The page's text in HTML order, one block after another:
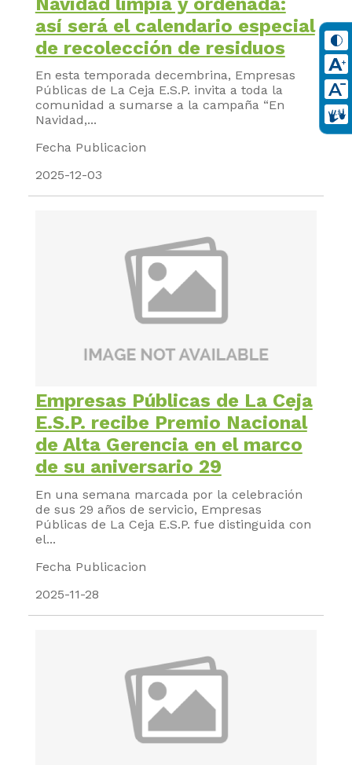
así será el calendario especial
de recolección de residuos
En esta temporada decembrina, Empresas
Públicas de La Ceja E.S.P. invita a toda la
comunidad a sumarse a la campaña “En
Navidad,...
Fecha Publicacion
2025-12-03
Empresas Públicas de La Ceja
E.S.P. recibe Premio Nacional
de Alta Gerencia en el marco
de su aniversario 29
En una semana marcada por la celebración
de sus 29 años de servicio, Empresas
Públicas de La Ceja E.S.P. fue distinguida con
el...
Fecha Publicacion
2025-11-28